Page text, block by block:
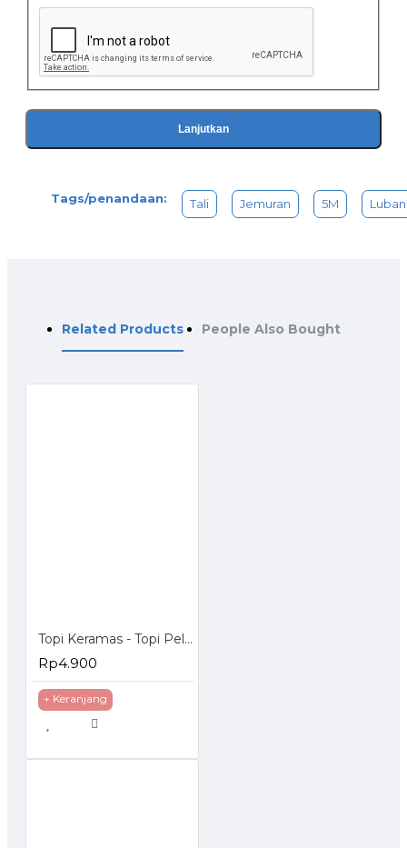
Lanjutkan
Tags/penandaan: Tali Jemuran 5M
Related Products People Also Bought
Topi Keramas - Topi Pelindung Mata Anak Saat Keramas dengan kancing
Rp4.900
+ Keranjang